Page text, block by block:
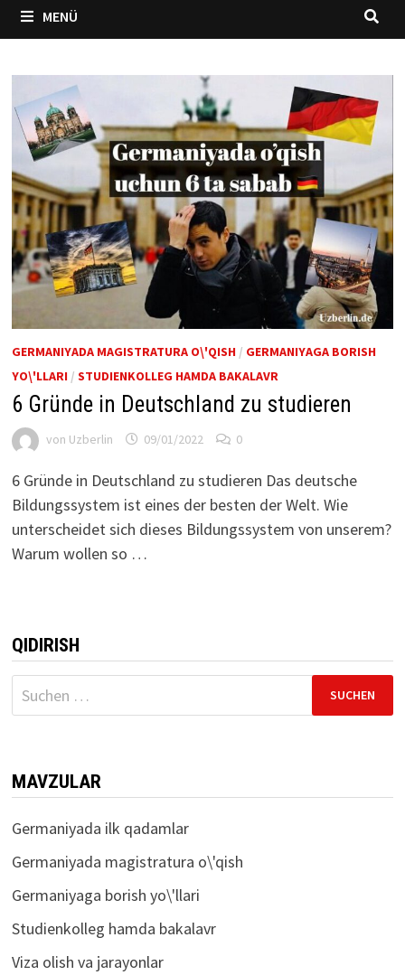
MENÜ
GERMANIYADA MAGISTRATURA O\'QISH / GERMANIYAGA BORISH
YO\'LLARI / STUDIENKOLLEG HAMDA BAKALAVR
6 Gründe in Deutschland zu studieren
von Uzberlin 09/01/2022 0
6 Gründe in Deutschland zu studieren Das deutsche
Bildungssystem ist eines der besten der Welt. Wie
unterscheidet sich dieses Bildungssystem von unserem?
Warum wollen so …
QIDIRISH
Suchen
nach:
MAVZULAR
Germaniyada ilk qadamlar
Germaniyada magistratura o\'qish
Germaniyaga borish yo\'llari
Studienkolleg hamda bakalavr
Viza olish va jarayonlar